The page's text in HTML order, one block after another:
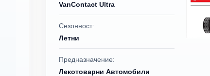
VanContact Ultra
Сезонност:
Летни
Предназначение:
Лекотоварни Автомобили